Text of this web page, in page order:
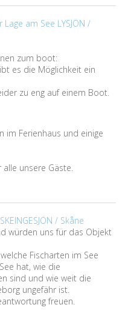
am See LYSJÖN /
zum boot:
es die Möglichkeit ein
zu eng auf einem Boot.
im Ferienhaus und einige
alle unsere Gäste.
/ Skåne
würden uns für das Objekt
Fischarten im See
hat, wie die
sind und wie weit die
ungefähr ist.
freuen.